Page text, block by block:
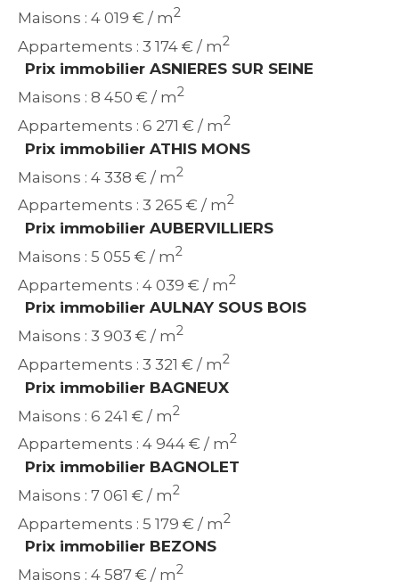
Maisons : 4 019 € / m2
Appartements : 3 174 € / m2
Prix immobilier ASNIERES SUR SEINE
Maisons : 8 450 € / m2
Appartements : 6 271 € / m2
Prix immobilier ATHIS MONS
Maisons : 4 338 € / m2
Appartements : 3 265 € / m2
Prix immobilier AUBERVILLIERS
Maisons : 5 055 € / m2
Appartements : 4 039 € / m2
Prix immobilier AULNAY SOUS BOIS
Maisons : 3 903 € / m2
Appartements : 3 321 € / m2
Prix immobilier BAGNEUX
Maisons : 6 241 € / m2
Appartements : 4 944 € / m2
Prix immobilier BAGNOLET
Maisons : 7 061 € / m2
Appartements : 5 179 € / m2
Prix immobilier BEZONS
Maisons : 4 587 € / m2